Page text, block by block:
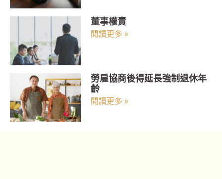
董事權責
閱讀更多 »
勞雇協商後得延長強制退休年
齡
閱讀更多 »